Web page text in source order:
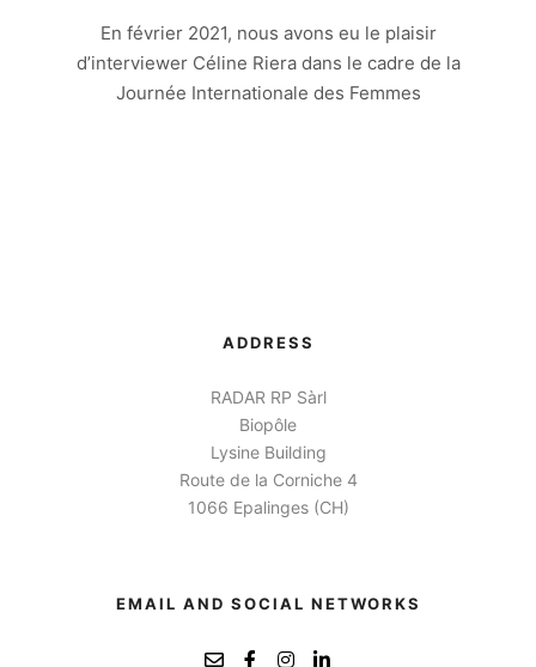
En février 2021, nous avons eu le plaisir
d’interviewer Céline Riera dans le cadre de la
Journée Internationale des Femmes
ADDRESS
RADAR RP Sàrl
Biopôle
Lysine Building
Route de la Corniche 4
1066 Epalinges (CH)
EMAIL AND SOCIAL NETWORKS